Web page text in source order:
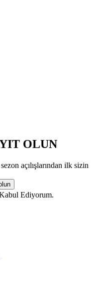
OLUN
açılışlarından ilk sizin
Ediyorum.